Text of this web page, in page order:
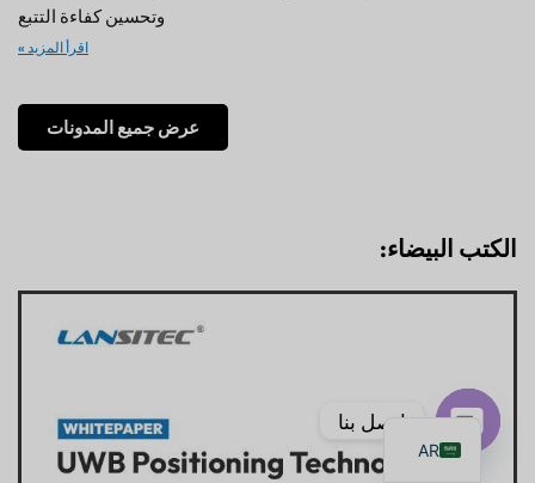
وتحسين كفاءة التتبع
اقرأ المزيد »
عرض جميع المدونات
الكتب البيضاء:
AR
EN
FR
DE
اتصل بنا